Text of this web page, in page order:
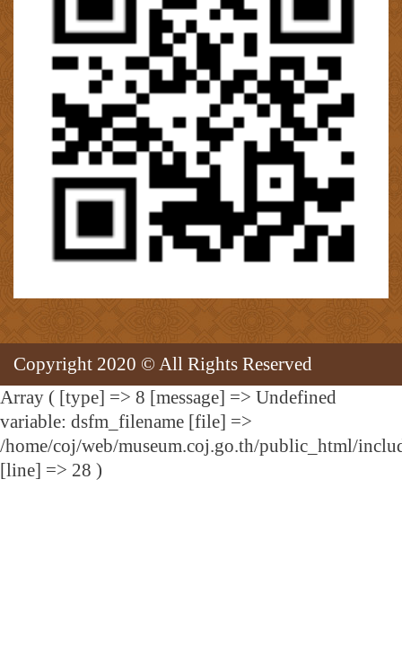
Copyright 2020 © All Rights Reserved
Array ( [type] => 8 [message] => Undefined
variable: dsfm_filename [file] =>
/home/coj/web/museum.coj.go.th/public_html/
[line] => 28 )